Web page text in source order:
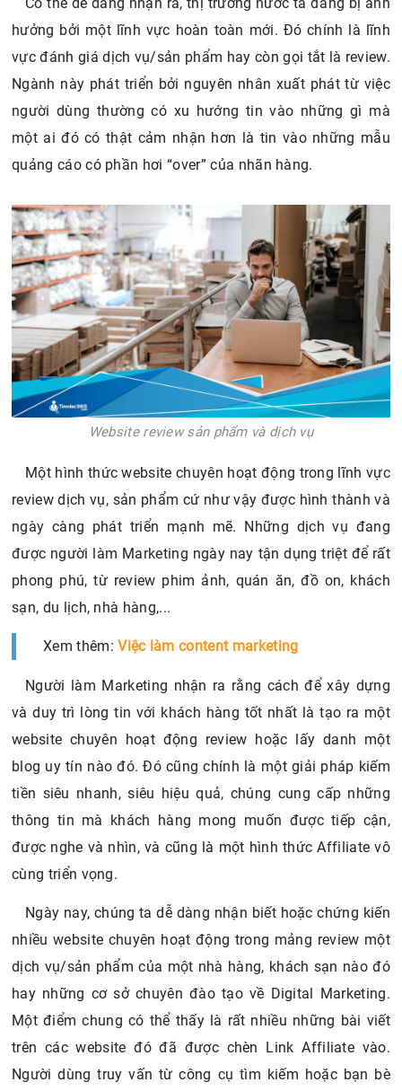
hưởng bởi một lĩnh vực hoàn toàn mới. Đó chính là lĩnh
vực đánh giá dịch vụ/sản phẩm hay còn gọi tắt là review.
Ngành này phát triển bởi nguyên nhân xuất phát từ việc
người dùng thường có xu hướng tin vào những gì mà
một ai đó có thật cảm nhận hơn là tin vào những mẫu
quảng cáo có phần hơi “over” của nhãn hàng.
Website review sản phẩm và dịch vụ
Một hình thức website chuyên hoạt động trong lĩnh vực
review dịch vụ, sản phẩm cứ như vậy được hình thành và
ngày càng phát triển mạnh mẽ. Những dịch vụ đang
được người làm Marketing ngày nay tận dụng triệt để rất
phong phú, từ review phim ảnh, quán ăn, đồ on, khách
sạn, du lịch, nhà hàng,...
Xem thêm:Việc làm content marketing
Người làm Marketing nhận ra rằng cách để xây dựng
và duy trì lòng tin với khách hàng tốt nhất là tạo ra một
website chuyên hoạt động review hoặc lấy danh một
blog uy tín nào đó. Đó cũng chính là một giải pháp kiếm
tiền siêu nhanh, siêu hiệu quả, chúng cung cấp những
thông tin mà khách hàng mong muốn được tiếp cận,
được nghe và nhìn, và cũng là một hình thức Affiliate vô
cùng triển vọng.
Ngày nay, chúng ta dễ dàng nhận biết hoặc chứng kiến
nhiều website chuyên hoạt động trong mảng review một
dịch vụ/sản phẩm của một nhà hàng, khách sạn nào đó
hay những cơ sở chuyên đào tạo về Digital Marketing.
Một điểm chung có thể thấy là rất nhiều những bài viết
trên các website đó đã được chèn Link Affiliate vào.
Người dùng truy vấn từ công cụ tìm kiếm hoặc bạn bè